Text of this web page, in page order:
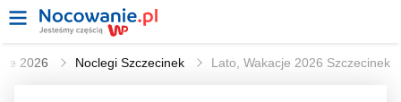
2026 Noclegi Szczecinek Lato, Wakacje 2026 Szczecinek